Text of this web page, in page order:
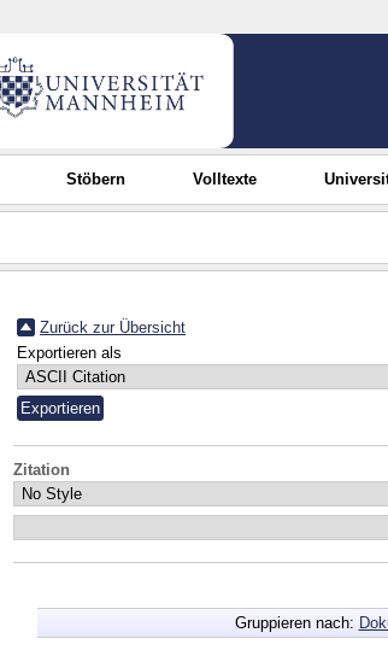
Stöbern Volltexte
Zurück zur Übersicht
Exportieren als
Zitation
Gruppieren nach: